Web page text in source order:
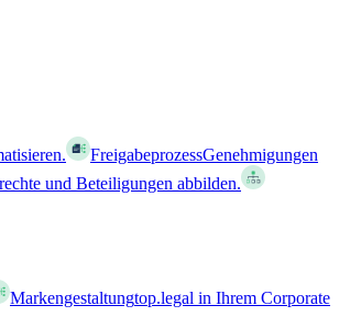
FreigabeprozessGenehmigungen
und Beteiligungen abbilden.
Markengestaltungtop.legal in Ihrem Corporate